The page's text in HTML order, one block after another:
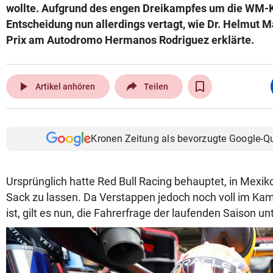
wollte. Aufgrund des engen Dreikampfes um die WM-
Entscheidung nun allerdings vertagt, wie Dr. Helmut
Prix am Autodromo Hermanos Rodriguez erklärte.
play_arrow Artikel anhören Teilen
Kronen Zeitung als bevorzugte Google-
Ursprünglich hatte Red Bull Racing behauptet, in
Sack zu lassen. Da Verstappen jedoch noch voll im
ist, gilt es nun, die Fahrerfrage der laufenden Saison